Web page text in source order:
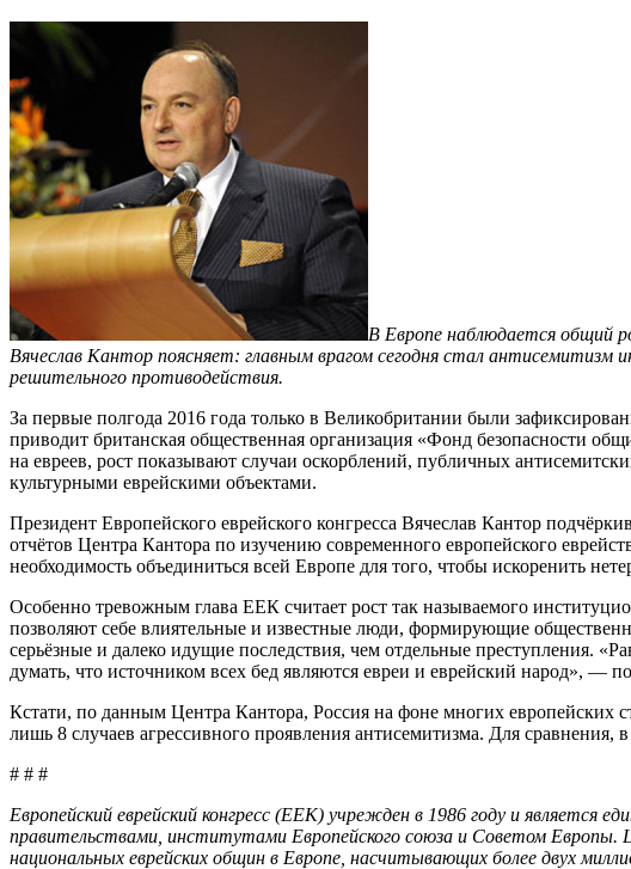
В Европе наблюдается общий
Вячеслав Кантор поясняет: главным врагом сегодня стал
решительного противодействия.
За первые полгода 2016 года только в Великобритании были
приводит британская общественная организация «Фонд безопасности
на евреев, рост показывают случаи оскорблений, публичных
культурными еврейскими объектами.
Президент Европейского еврейского конгресса Вячеслав Кантор
отчётов Центра Кантора по изучению современного европейского
необходимость объединиться всей Европе для того, чтобы искоренить
Особенно тревожным глава ЕЕК считает рост так называемого
позволяют себе влиятельные и известные люди, формирующие
серьёзные и далеко идущие последствия, чем отдельные преступления.
думать, что источником всех бед являются евреи и еврейский народ», —
Кстати, по данным Центра Кантора, Россия на фоне многих европейских
лишь 8 случаев агрессивного проявления антисемитизма. Для
# # #
Европейский еврейский конгресс (ЕЕК) учрежден в 1986 году и
правительствами, институтами Европейского союза и Советом
национальных еврейских общин в Европе, насчитывающих более двух